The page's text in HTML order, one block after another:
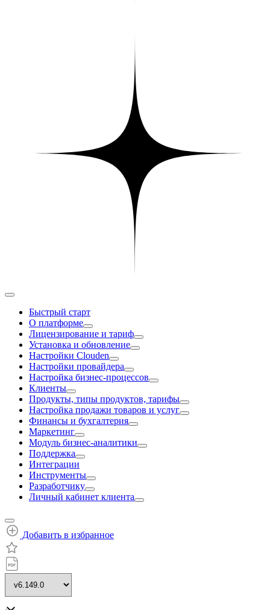
Быстрый старт
О платформе
Лицензирование и тариф
Установка и обновление
Настройки Clouden
Настройки провайдера
Настройка бизнес-процессов
Клиенты
Продукты, типы продуктов, тарифы
Настройка продажи товаров и услуг
Финансы и бухгалтерия
Маркетинг
Модуль бизнес-аналитики
Поддержка
Интеграции
Инструменты
Разработчику
Личный кабинет клиента
Добавить в избранное